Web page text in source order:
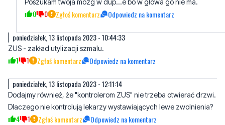
Poszukam twoja mózg w dup...e bo w głowa go nie ma.
0 0 Zgłoś komentarz Odpowiedz na komentarz
poniedziałek, 13 listopada 2023 - 10:44:33
ZUS - zakład utylizacji szmalu.
1 1 Zgłoś komentarz Odpowiedz na komentarz
poniedziałek, 13 listopada 2023 - 12:11:14
Dodajmy również, że "kontrolerom ZUS" nie trzeba otwierać drzwi.
Dlaczego nie kontrolują lekarzy wystawiających lewe zwolnienia?
4 1 Zgłoś komentarz Odpowiedz na komentarz